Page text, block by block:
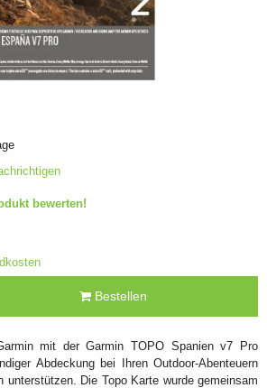
bewerten!
Bestellen
mit der Garmin TOPO Spanien v7 Pro
Abdeckung bei Ihren Outdoor-Abenteuern
unterstützen. Die Topo Karte wurde gemeinsam